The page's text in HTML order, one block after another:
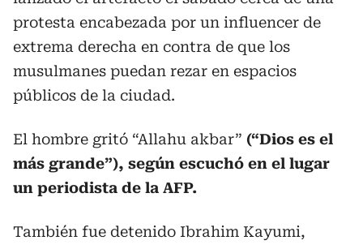
protesta encabezada por un influencer de
extrema derecha en contra de que los
musulmanes puedan rezar en espacios
públicos de la ciudad.
El hombre gritó “Allahu akbar” (“Dios es el
más grande”), según escuchó en el lugar
un periodista de la AFP.
También fue detenido Ibrahim Kayumi,